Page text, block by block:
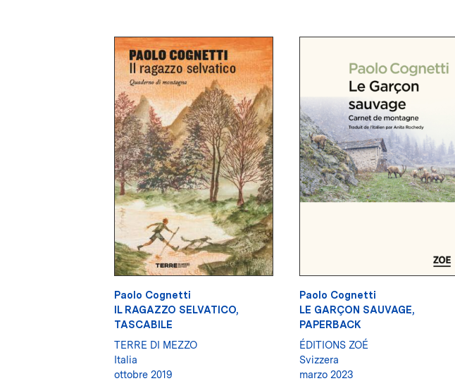
Paolo Cognetti
IL RAGAZZO SELVATICO,
TASCABILE
TERRE DI MEZZO
Italia
ottobre 2019
Paolo Cognetti
LE GARÇON SAUVAGE,
PAPERBACK
ÉDITIONS ZOÉ
Svizzera
marzo 2023